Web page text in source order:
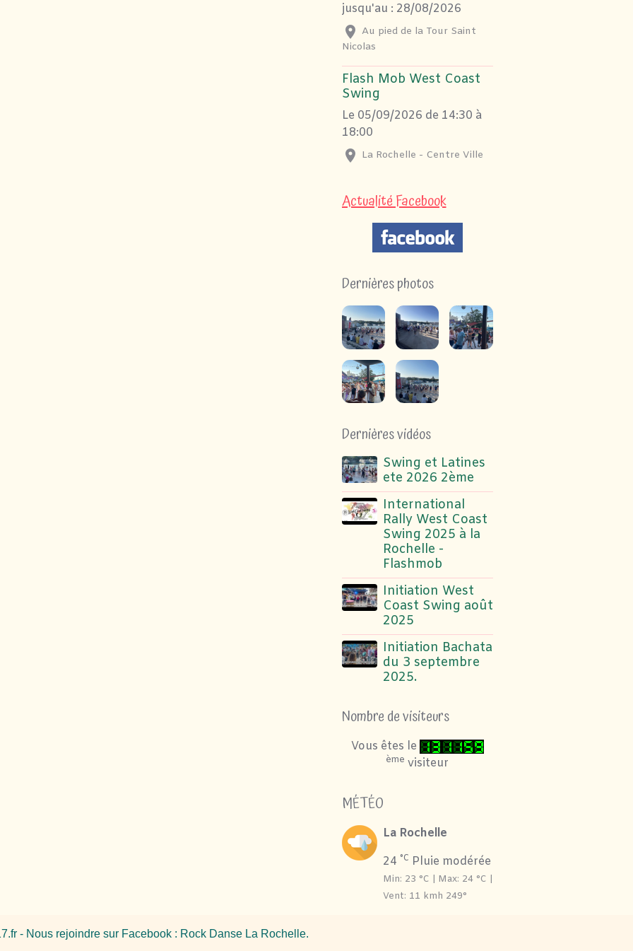
jusqu'au : 28/08/2026
Au pied de la Tour Saint
Nicolas
Flash Mob West Coast
Swing
Le 05/09/2026 de 14:30 à
18:00
La Rochelle - Centre Ville
Actualité Facebook
Dernières photos
Dernières vidéos
Swing et Latines
ete 2026 2ème
International
Rally West Coast
Swing 2025 à la
Rochelle -
Flashmob
Initiation West
Coast Swing août
2025
Initiation Bachata
du 3 septembre
2025.
Nombre de visiteurs
Vous êtes le
ème visiteur
MÉTÉO
La Rochelle
24 °C Pluie modérée
Min: 23 °C | Max: 24 °C |
Vent: 11 kmh 249°
- Nous rejoindre sur Facebook : Rock Danse La Rochelle.